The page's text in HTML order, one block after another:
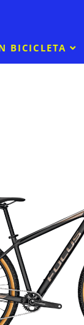
BICICLETA